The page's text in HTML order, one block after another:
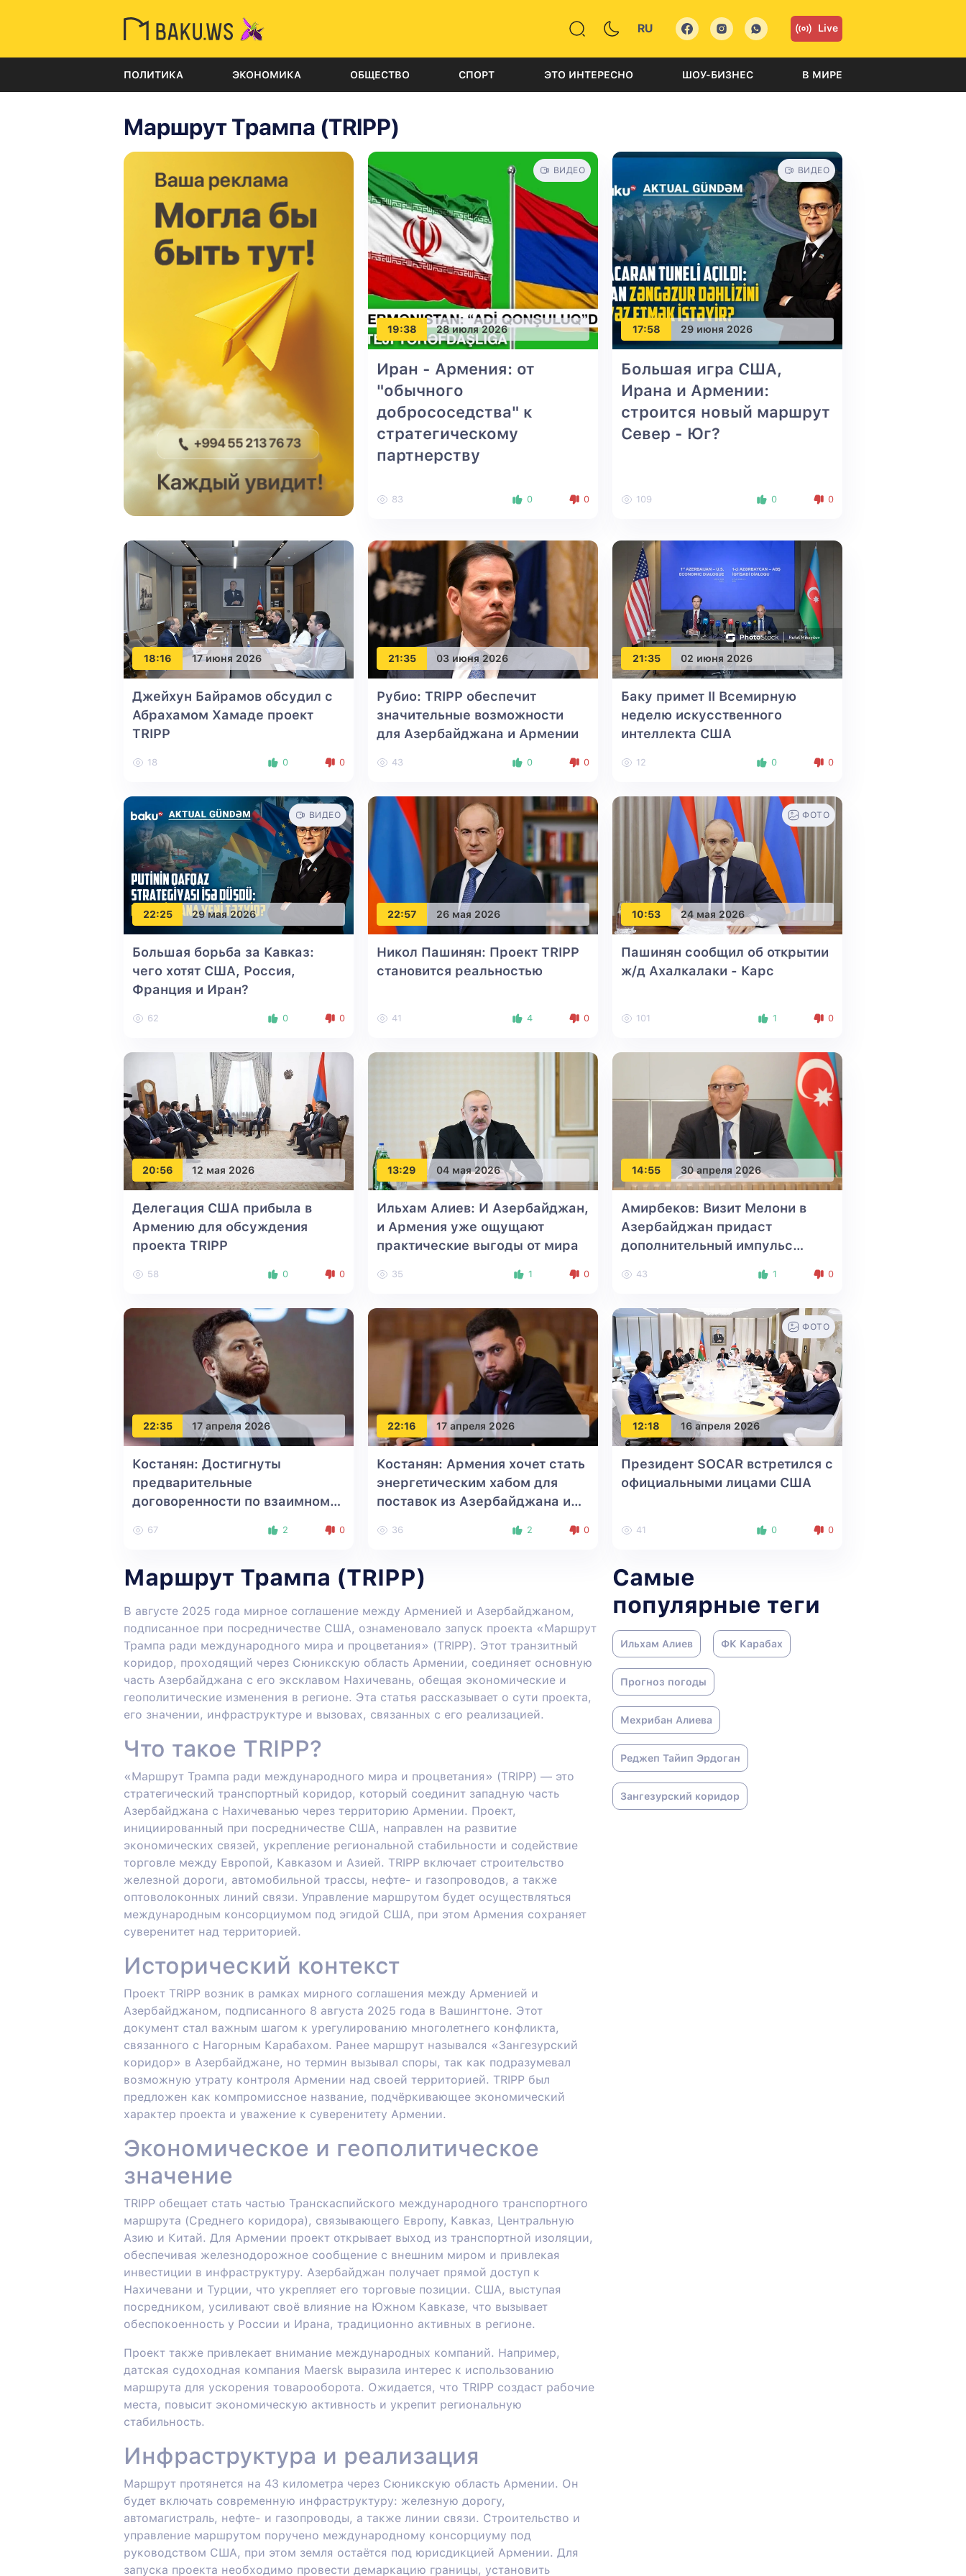
RU Live
ПОЛИТИКА ЭКОНОМИКА ОБЩЕСТВО СПОРТ ЭТО ИНТЕРЕСНО ШОУ-БИЗНЕС В МИРЕ
Маршрут Трампа (TRIPP)
19:38 28 июля 2026
ВИДЕО
Иран - Армения: от
"обычного
добрососедства" к
стратегическому
партнерству
83 0 0
17:58 29 июня 2026
ВИДЕО
Большая игра США,
Ирана и Армении:
строится новый маршрут
Север - Юг?
109 0 0
18:16 17 июня 2026
Джейхун Байрамов обсудил с
Абрахамом Хамаде проект
TRIPP
18 0 0
21:35 03 июня 2026
Рубио: TRIPP обеспечит
значительные возможности
для Азербайджана и Армении
43 0 0
21:35 02 июня 2026
Баку примет II Всемирную
неделю искусственного
интеллекта США
12 0 0
22:25 29 мая 2026
ВИДЕО
Большая борьба за Кавказ:
чего хотят США, Россия,
Франция и Иран?
62 0 0
22:57 26 мая 2026
Никол Пашинян: Проект TRIPP
становится реальностью
41 4 0
10:53 24 мая 2026
ФОТО
Пашинян сообщил об открытии
ж/д Ахалкалаки - Карс
101 1 0
20:56 12 мая 2026
Делегация США прибыла в
Армению для обсуждения
проекта TRIPP
58 0 0
13:29 04 мая 2026
Ильхам Алиев: И Азербайджан,
и Армения уже ощущают
практические выгоды от мира
35 1 0
14:55 30 апреля 2026
Амирбеков: Визит Мелони в
Азербайджан придаст
дополнительный импульс
43 1 0
22:35 17 апреля 2026
Костанян: Достигнуты
предварительные
договоренности по взаимному
Ереваном
67 2 0
22:16 17 апреля 2026
Костанян: Армения хочет стать
энергетическим хабом для
поставок из Азербайджана и
36 2 0
12:18 16 апреля 2026
ФОТО
Президент SOCAR встретился с
официальными лицами США
41 0 0
Маршрут Трампа (TRIPP)
В августе 2025 года мирное соглашение между Арменией и Азербайджаном,
подписанное при посредничестве США, ознаменовало запуск проекта «Маршрут
Трампа ради международного мира и процветания» (TRIPP). Этот транзитный
коридор, проходящий через Сюникскую область Армении, соединяет основную
часть Азербайджана с его эксклавом Нахичевань, обещая экономические и
геополитические изменения в регионе. Эта статья рассказывает о сути проекта,
его значении, инфраструктуре и вызовах, связанных с его реализацией.
Что такое TRIPP?
«Маршрут Трампа ради международного мира и процветания» (TRIPP) — это
стратегический транспортный коридор, который соединит западную часть
Азербайджана с Нахичеванью через территорию Армении. Проект,
инициированный при посредничестве США, направлен на развитие
экономических связей, укрепление региональной стабильности и содействие
торговле между Европой, Кавказом и Азией. TRIPP включает строительство
железной дороги, автомобильной трассы, нефте- и газопроводов, а также
оптоволоконных линий связи. Управление маршрутом будет осуществляться
международным консорциумом под эгидой США, при этом Армения сохраняет
суверенитет над территорией.
Исторический контекст
Проект TRIPP возник в рамках мирного соглашения между Арменией и
Азербайджаном, подписанного 8 августа 2025 года в Вашингтоне. Этот
документ стал важным шагом к урегулированию многолетнего конфликта,
связанного с Нагорным Карабахом. Ранее маршрут назывался «Зангезурский
коридор» в Азербайджане, но термин вызывал споры, так как подразумевал
возможную утрату контроля Армении над своей территорией. TRIPP был
предложен как компромиссное название, подчёркивающее экономический
характер проекта и уважение к суверенитету Армении.
Экономическое и геополитическое
значение
TRIPP обещает стать частью Транскаспийского международного транспортного
маршрута (Среднего коридора), связывающего Европу, Кавказ, Центральную
Азию и Китай. Для Армении проект открывает выход из транспортной изоляции,
обеспечивая железнодорожное сообщение с внешним миром и привлекая
инвестиции в инфраструктуру. Азербайджан получает прямой доступ к
Нахичевани и Турции, что укрепляет его торговые позиции. США, выступая
посредником, усиливают своё влияние на Южном Кавказе, что вызывает
обеспокоенность у России и Ирана, традиционно активных в регионе.
Проект также привлекает внимание международных компаний. Например,
датская судоходная компания Maersk выразила интерес к использованию
маршрута для ускорения товарооборота. Ожидается, что TRIPP создаст рабочие
места, повысит экономическую активность и укрепит региональную
стабильность.
Инфраструктура и реализация
Маршрут протянется на 43 километра через Сюникскую область Армении. Он
будет включать современную инфраструктуру: железную дорогу,
автомагистраль, нефте- и газопроводы, а также линии связи. Строительство и
управление маршрутом поручено международному консорциуму под
руководством США, при этом земля остаётся под юрисдикцией Армении. Для
запуска проекта необходимо провести демаркацию границы, установить
Самые
популярные теги
Ильхам Алиев ФК Карабах
Прогноз погоды
Мехрибан Алиева
Реджеп Тайип Эрдоган
Зангезурский коридор